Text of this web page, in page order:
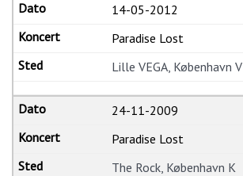
14-05-2012
Paradise Lost
Lille VEGA, København V
24-11-2009
Paradise Lost
The Rock, København K